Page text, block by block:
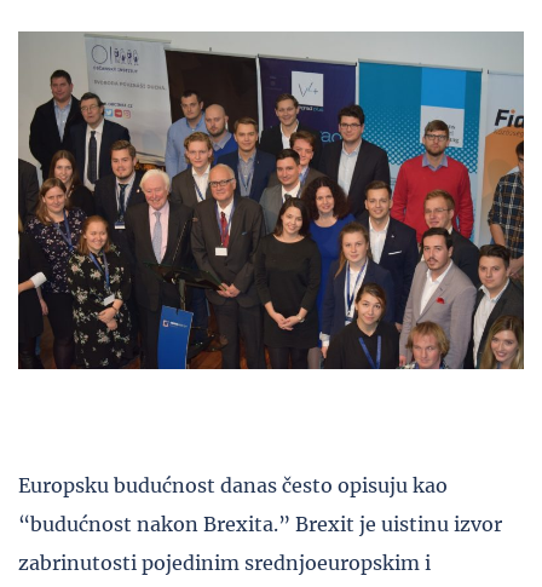
Europsku budućnost danas često opisuju kao
“budućnost nakon Brexita.” Brexit je uistinu izvor
zabrinutosti pojedinim srednjoeuropskim i